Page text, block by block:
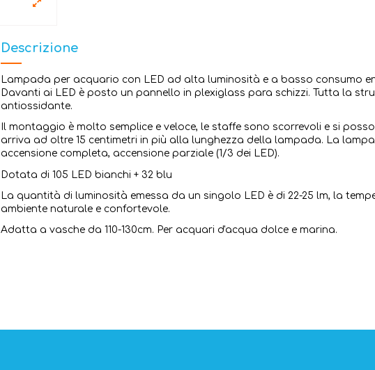
Descrizione
Lampada per acquario con LED ad alta luminosità e a basso consumo
Davanti ai LED è posto un pannello in plexiglass para schizzi. Tutta la
antiossidante.
Il montaggio è molto semplice e veloce, le staffe sono scorrevoli e si
arriva ad oltre 15 centimetri in più alla lunghezza della lampada. La
accensione completa, accensione parziale (1/3 dei LED).
Dotata di 105 LED bianchi + 32 blu
La quantità di luminosità emessa da un singolo LED è di 22-25 lm, la
ambiente naturale e confortevole.
Adatta a vasche da 110-130cm. Per acquari d'acqua dolce e marina.